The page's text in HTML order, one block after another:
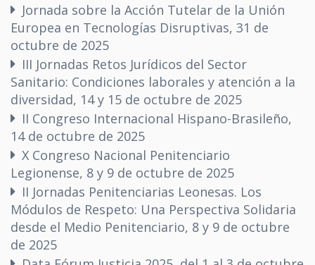
Jornada sobre la Acción Tutelar de la Unión
Europea en Tecnologías Disruptivas, 31 de
octubre de 2025
III Jornadas Retos Jurídicos del Sector
Sanitario: Condiciones laborales y atención a la
diversidad, 14 y 15 de octubre de 2025
II Congreso Internacional Hispano-Brasileño,
14 de octubre de 2025
X Congreso Nacional Penitenciario
Legionense, 8 y 9 de octubre de 2025
II Jornadas Penitenciarias Leonesas. Los
Módulos de Respeto: Una Perspectiva Solidaria
desde el Medio Penitenciario, 8 y 9 de octubre
de 2025